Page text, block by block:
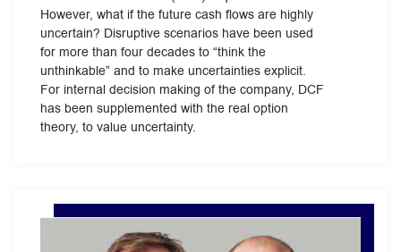
However, what if the future cash flows are highly
uncertain? Disruptive scenarios have been used
for more than four decades to “think the
unthinkable” and to make uncertainties explicit.
For internal decision making of the company, DCF
has been supplemented with the real option
theory, to value uncertainty.